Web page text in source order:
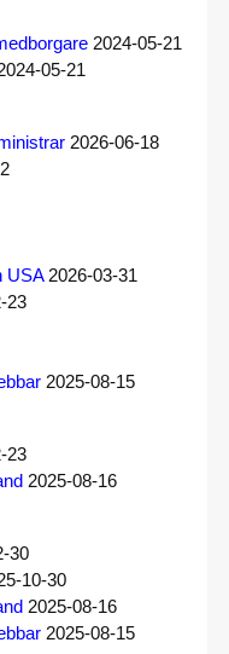
2024-05-21
05-21
2026-06-18
USA 2026-03-31
23
2025-08-15
23
2025-08-16
30
10-30
2025-08-16
2025-08-15